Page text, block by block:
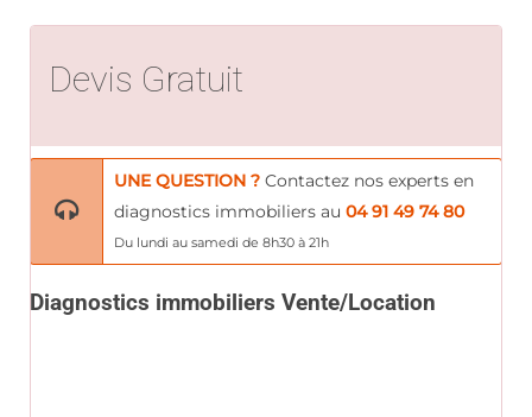
Devis Gratuit